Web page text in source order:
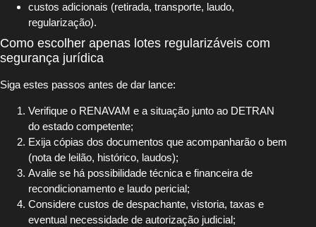
custos adicionais (retirada, transporte, laudo,
regularização).
Como escolher apenas lotes regularizáveis com
segurança jurídica
Siga estes passos antes de dar lance:
Verifique o RENAVAM e a situação junto ao DETRAN
do estado competente;
Exija cópias dos documentos que acompanharão o bem
(nota de leilão, histórico, laudos);
Avalie se há possibilidade técnica e financeira de
recondicionamento e laudo pericial;
Considere custos de despachante, vistoria, taxas e
eventual necessidade de autorização judicial;